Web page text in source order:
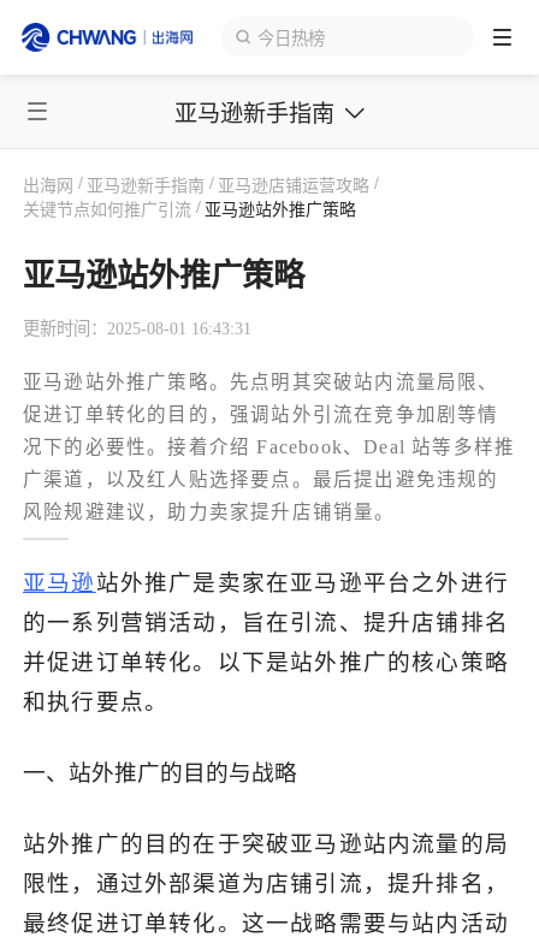
今日热榜
跨境展会
出海服务
出海资讯
出海导航
出海交流群
了解出海网
亚马逊新手指南
出海网 / 亚马逊新手指南 / 亚马逊店铺运营攻略 /
关键节点如何推广引流 / 亚马逊站外推广策略
亚马逊站外推广策略
更新时间：2025-08-01 16:43:31
亚马逊站外推广策略。先点明其突破站内流量局限、
促进订单转化的目的，强调站外引流在竞争加剧等情
况下的必要性。接着介绍 Facebook、Deal 站等多样推
广渠道，以及红人贴选择要点。最后提出避免违规的
风险规避建议，助力卖家提升店铺销量。
亚马逊站外推广是卖家在亚马逊平台之外进行
的一系列营销活动，旨在引流、提升店铺排名
并促进订单转化。以下是站外推广的核心策略
和执行要点。
一、站外推广的目的与战略
站外推广的目的在于突破亚马逊站内流量的局
限性，通过外部渠道为店铺引流，提升排名，
最终促进订单转化。这一战略需要与站内活动